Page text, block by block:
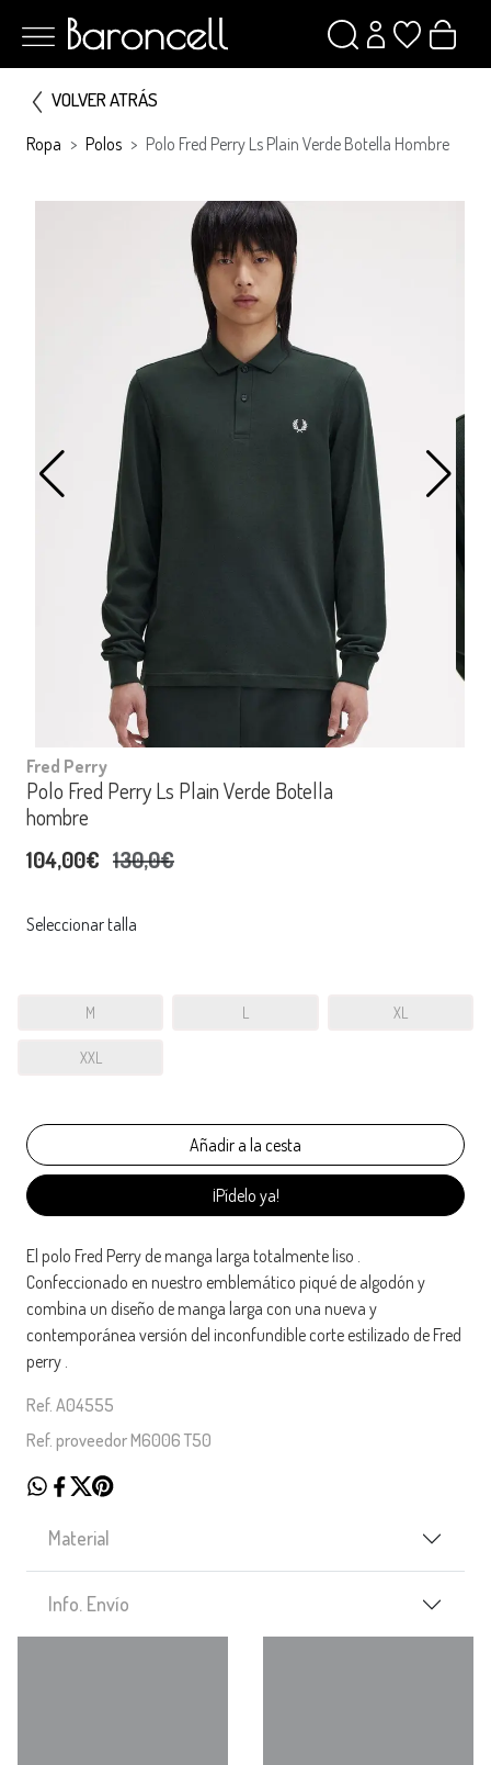
VOLVER ATRÁS
Ropa Polos Polo Fred Perry Ls Plain Verde Botella Hombre
Fred Perry
Polo Fred Perry Ls Plain Verde Botella
hombre
104,00€ 130,0€
Seleccionar talla
M L XL
XXL
¡Pídelo ya!
El polo Fred Perry de manga larga totalmente liso .
Confeccionado en nuestro emblemático piqué de algodón y
combina un diseño de manga larga con una nueva y
contemporánea versión del inconfundible corte estilizado de Fred
perry .
Ref. A04555
Ref. proveedor M6006 T50
Material
Info. Envío